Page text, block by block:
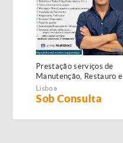
Prestação serviços de
Manutenção, Restauro e
Remodelação de
imóveis!
Lisboa
Sob Consulta